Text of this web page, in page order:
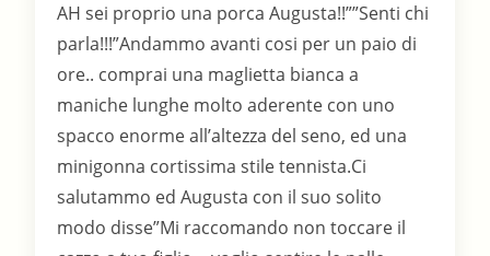
AH sei proprio una porca Augusta!!””Senti chi
parla!!!”Andammo avanti cosi per un paio di
ore.. comprai una maglietta bianca a
maniche lunghe molto aderente con uno
spacco enorme all’altezza del seno, ed una
minigonna cortissima stile tennista.Ci
salutammo ed Augusta con il suo solito
modo disse”Mi raccomando non toccare il